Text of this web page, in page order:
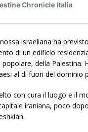
israeliana ha
di un edificio
popolare, della Palestina.
al di fuori del dominio
con cura il luogo e il
iraniana, poco